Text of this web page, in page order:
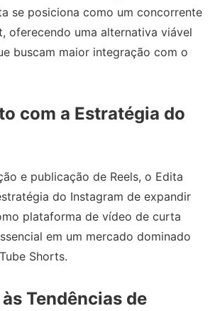
se posiciona como um concorrente
oferecendo uma alternativa viável
buscam maior integração com o
com a Estratégia do
e publicação de Reels, o Edita
do Instagram de expandir
plataforma de vídeo de curta
em um mercado dominado
Shorts.
Tendências de